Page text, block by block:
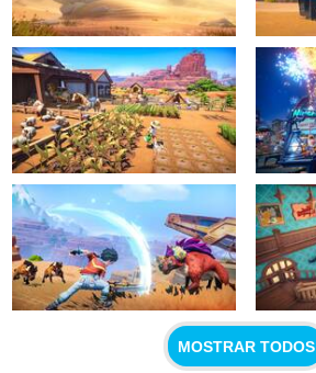
MOSTRAR TODOS